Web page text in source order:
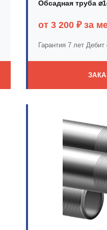
Обсадная труба
от 3 200 ₽ за
Гарантия 7 лет Дебит